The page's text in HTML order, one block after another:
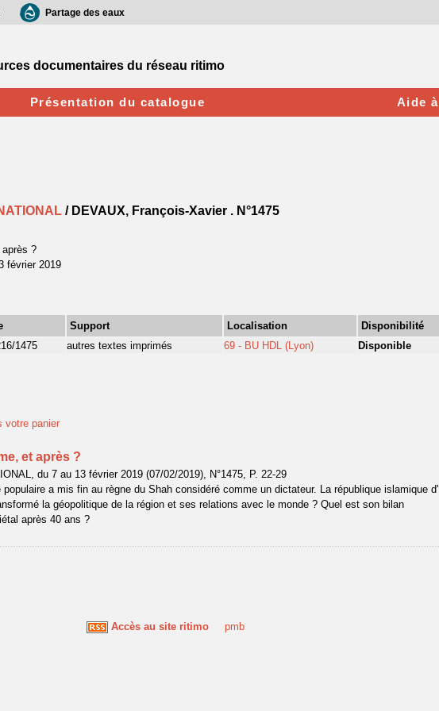
/ DEVAUX, François-Xavier . N°1475
?
février 2019
Support Localisation
Disponibilité
1475 autres textes imprimés 69 - BU HDL (Lyon) Disponible
votre panier
et après ?
du 7 au 13 février 2019 (07/02/2019), N°1475, P. 22-29
a mis fin au règne du Shah considéré comme un dictateur. La république islamique
la géopolitique de la région et ses relations avec le monde ? Quel est son bilan
après 40 ans ?
Accès au site ritimo pmb
Partage des eaux
documentaires du réseau ritimo
Présentation du catalogue Aide